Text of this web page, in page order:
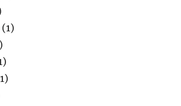
(1)